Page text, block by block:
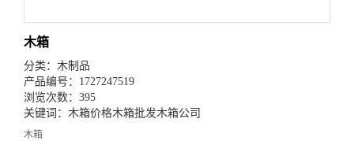
木箱
分类： 木制品
产品编号：1727247519
浏览次数：395
关键词： 木箱价格木箱批发木箱公司
木箱